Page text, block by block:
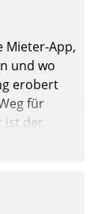
Mieter-App,
und wo
erobert
für
ist der